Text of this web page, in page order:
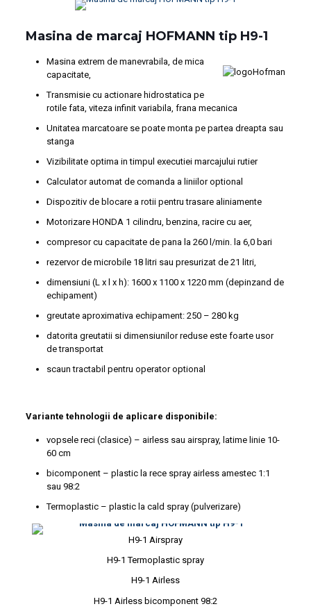
Masina de marcaj HOFMANN tip H9-1
Masina extrem de mane­vrabila, de mica
capacitate,
Transmisie cu actionare hidrostatica pe
rotile fata, viteza infinit variabila, frana mecanica
Unitatea marcatoare se poate monta pe partea dreapta sau
stanga
Vizibilitate optima in timpul executiei marcajului rutier
Calculator automat de comanda a liniilor optional
Dispozitiv de blocare a rotii pentru trasare aliniamente
Motorizare HONDA 1 cilindru, benzina, racire cu aer,
compresor cu capacitate de pana la 260 l/min. la 6,0 bari
rezervor de microbile 18 litri sau presurizat de 21 litri,
dimensiuni (L x l x h): 1600 x 1100 x 1220 mm (depinzand de
echipament)
greutate aproximativa echipament: 250 – 280 kg
datorita greutatii si dimensiunilor reduse este foarte usor
de transportat
scaun tractabil pentru operator optional
Variante tehnologii de aplicare disponibile:
vopsele reci (clasice) – airless sau airspray, latime linie 10-
60 cm
bicomponent – plastic la rece spray airless amestec 1:1
sau 98:2
Termoplastic – plastic la cald spray (pulverizare)
H9-1 Airspray
H9-1 Termoplastic spray
H9-1 Airless
H9-1 Airless bicomponent 98:2